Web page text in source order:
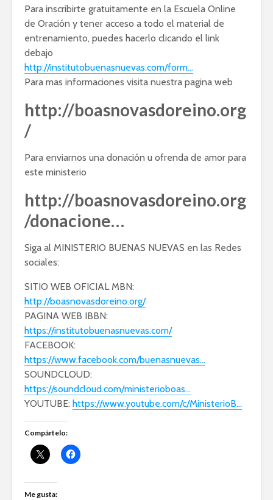
Para inscribirte gratuitamente en la Escuela Online
de Oración y tener acceso a todo el material de
entrenamiento, puedes hacerlo clicando el link
debajo
http://institutobuenasnuevas.com/form…
Para mas informaciones visita nuestra pagina web
http://boasnovasdoreino.org
/
Para enviarnos una donación u ofrenda de amor para
este ministerio
http://boasnovasdoreino.org
/donacione…
Siga al MINISTERIO BUENAS NUEVAS en las Redes
sociales:
SITIO WEB OFICIAL MBN:
http://boasnovasdoreino.org/
PAGINA WEB IBBN:
https://institutobuenasnuevas.com/
FACEBOOK:
https://www.facebook.com/buenasnuevas…
SOUNDCLOUD:
https://soundcloud.com/ministerioboas…
YOUTUBE: https://www.youtube.com/c/MinisterioB…
Compártelo:
Me gusta: